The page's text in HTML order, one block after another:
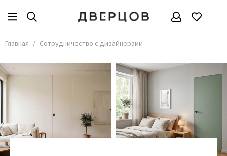
Главная Сотрудничество с дизайнерами